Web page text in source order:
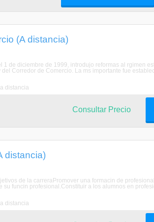
(A distancia)
de diciembre de 1999, introdujo reformas al rgimen
Corredor de Comercio. La ms importante fue
distancia
Consultar Precio
distancia)
de la carreraPromover una formacin de
su funcin profesional.Constituir a los alumnos en
distancia